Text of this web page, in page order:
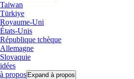
Taiwan
Türkiye
Royaume-Uni
États-Unis
République tchèque
Allemagne
Slovaquie
idées
à propos Expand à propos